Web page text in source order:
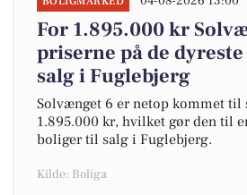
For 1.895.000 kr
priserne på de
salg i Fuglebjerg
Solvænget 6 er netop kommet til
1.895.000 kr, hvilket gør den til
boliger til salg i Fuglebjerg.
Kilde: Boliga